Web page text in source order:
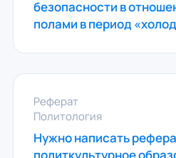
безопасности в
полами в период
Реферат
Политология
Нужно написать